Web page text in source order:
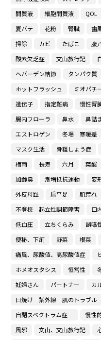
間質液
細胞間質液 QOL
夏バテ
花粉 腎臓 歯
掃除
カビ たばこ 腹
酸素欠乏症
文山旅行記
ヘバーデン結節
タンパク質
ホットフラッシュ
ミオパチ
遺伝子
指定難病 慢性腎
腸内フローラ
鼻水 鼻詰
エストロゲン
冬場 寒暖差
マスク生活
骨粗しょう症
梅雨
長寿 六月 葉酸
加齢臭
漸増抵抗運動 変
外反母趾
扁平足
肌荒
不登校 起立性調節障害
口
低血圧
立ちくらみ 誤嚥
便秘、下痢
野菜 根菜
痛風、尿酸値、高尿酸値症
ホメオスタシス
恒常性
妊婦さん
パートナー カ
日焼け 紫外線 肌のトラブ
自閉スペクトラム症
慢性
風邪
文山、文山旅行記